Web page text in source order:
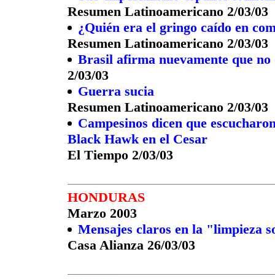
Resumen Latinoamericano 2/03/03
¿Quién era el gringo caído en
Resumen Latinoamericano 2/03/03
Brasil afirma nuevamente que
2/03/03
Guerra sucia
Resumen Latinoamericano 2/03/03
Campesinos dicen que
Black Hawk en el Cesar
El Tiempo 2/03/03
HONDURAS
Marzo 2003
Mensajes claros en la "limpieza
Casa Alianza 26/03/03